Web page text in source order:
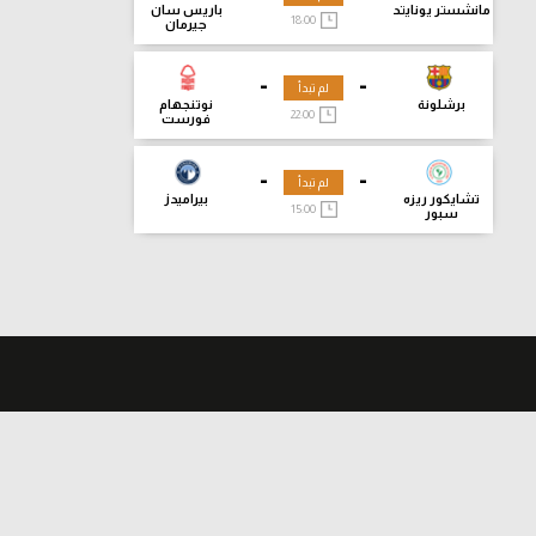
مانشستر يونايتد
باريس سان
جيرمان
18:00
-
برشلونة
-
نوتنجهام
فورست
لم تبدأ
-
تشايكور ريزه
سبور
-
بيراميدز
لم تبدأ
15:00